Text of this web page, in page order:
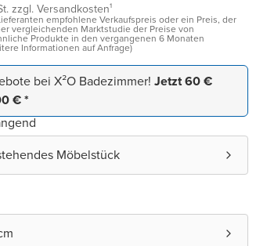
zzgl. Versandkosten¹
empfohlene Verkaufspreis oder ein Preis, der
vergleichenden Marktstudie der Preise von
Produkte in den vergangenen 6 Monaten
Informationen auf Anfrage)
bei X²O Badezimmer! Jetzt 60 €
€ *
Möbelstück